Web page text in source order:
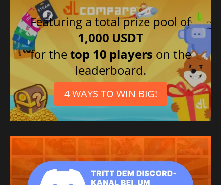
Featuring a total prize pool of
1,000 USDT
for thetop 10 players on the
leaderboard.
4 WAYS TO WIN BIG!